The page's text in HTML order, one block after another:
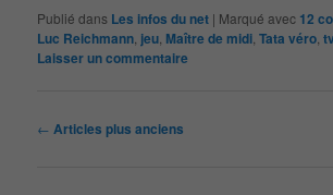
Publié dans Les infos du net | Marqué avec 12
Luc Reichmann jeu Maître de midi ,Tata véro ,
Laisser un commentaire
Navigation
← Articles plus anciens